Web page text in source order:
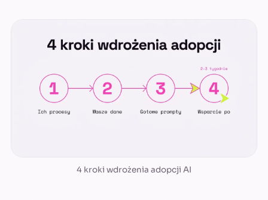
4 kroki wdrożenia adopcji AI